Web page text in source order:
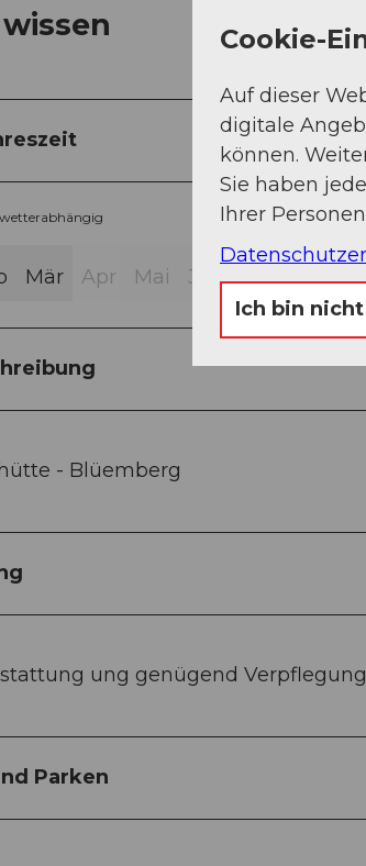
wetterabhängig
Mär Apr Mai Jun Jul Aug
- Blüemberg
ung genügend
Parken
Cookie-
Auf dieser
digitale
können.
Sie haben
Ihrer
Ich bin